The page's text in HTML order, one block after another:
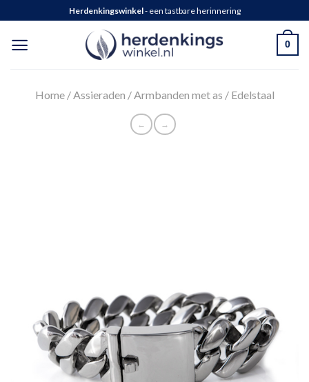
Herdenkingswinkel- een tastbare herinnering
0
Home/Assieraden /Armbanden met as / Edelstaal
← →